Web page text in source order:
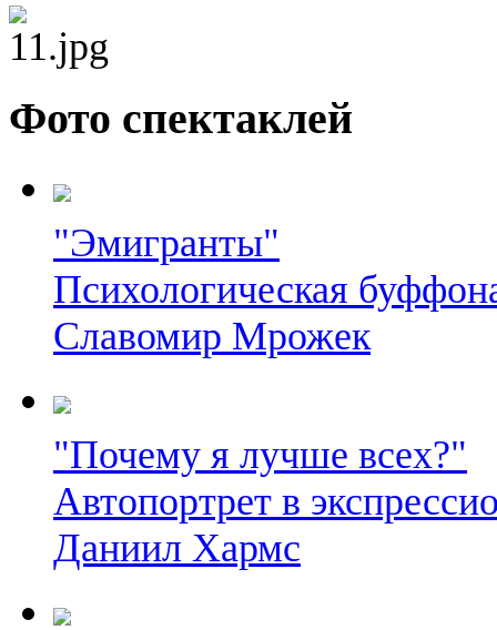
Фото спектаклей
"Эмигранты"
Психологическая
Славомир Мрожек
"Почему я лучше всех?"
Автопортрет в
Даниил Хармс